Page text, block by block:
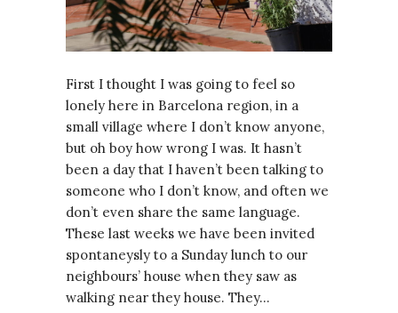
First I thought I was going to feel so
lonely here in Barcelona region, in a
small village where I don’t know anyone,
but oh boy how wrong I was. It hasn’t
been a day that I haven’t been talking to
someone who I don’t know, and often we
don’t even share the same language.
These last weeks we have been invited
spontaneysly to a Sunday lunch to our
neighbours’ house when they saw as
walking near they house. They…